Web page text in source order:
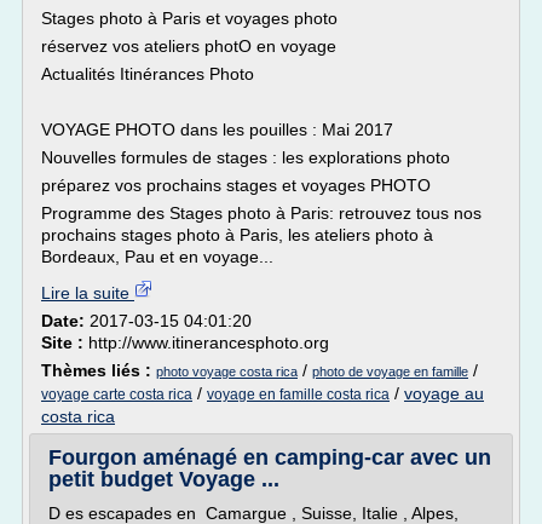
Stages photo à Paris et voyages photo
réservez vos ateliers photO en voyage
Actualités Itinérances Photo
VOYAGE PHOTO dans les pouilles : Mai 2017
Nouvelles formules de stages : les explorations photo
préparez vos prochains stages et voyages PHOTO
Programme des Stages photo à Paris: retrouvez tous nos
prochains stages photo à Paris, les ateliers photo à
Bordeaux, Pau et en voyage...
Lire la suite
Date: 2017-03-15 04:01:20
Site : http://www.itinerancesphoto.org
Thèmes liés : photo voyage costa rica / photo de voyage en famille /
voyage carte costa rica / voyage en famille costa rica / voyage au
costa rica
Fourgon aménagé en camping-car avec un
petit budget Voyage ...
D es escapades en Camargue , Suisse, Italie , Alpes,